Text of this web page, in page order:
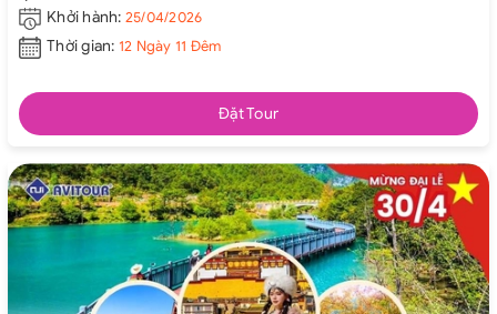
Khởi hành: 25/04/2026
Thời gian: 12 Ngày 11 Đêm
Đặt Tour